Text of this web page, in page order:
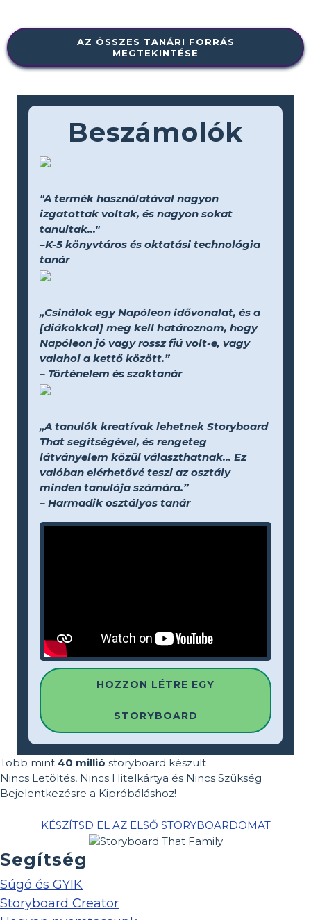
AZ ÖSSZES TANÁRI FORRÁS
MEGTEKINTÉSE
Beszámolók
"A termék használatával nagyon
izgatottak voltak, és nagyon sokat
tanultak..."
–K-5 könyvtáros és oktatási technológia
tanár
„Csinálok egy Napóleon idővonalat, és a
[diákokkal] meg kell határoznom, hogy
Napóleon jó vagy rossz fiú volt-e, vagy
valahol a kettő között.”
– Történelem és szaktanár
„A tanulók kreatívak lehetnek Storyboard
That segítségével, és rengeteg
látványelem közül választhatnak... Ez
valóban elérhetővé teszi az osztály
minden tanulója számára.”
– Harmadik osztályos tanár
HOZZON LÉTRE EGY
STORYBOARD
Több mint 40 millió storyboard készült
Nincs Letöltés, Nincs Hitelkártya és Nincs Szükség
Bejelentkezésre a Kipróbáláshoz!
KÉSZÍTSD EL AZ ELSŐ STORYBOARDOMAT
Segítség
Súgó és GYIK
Storyboard Creator